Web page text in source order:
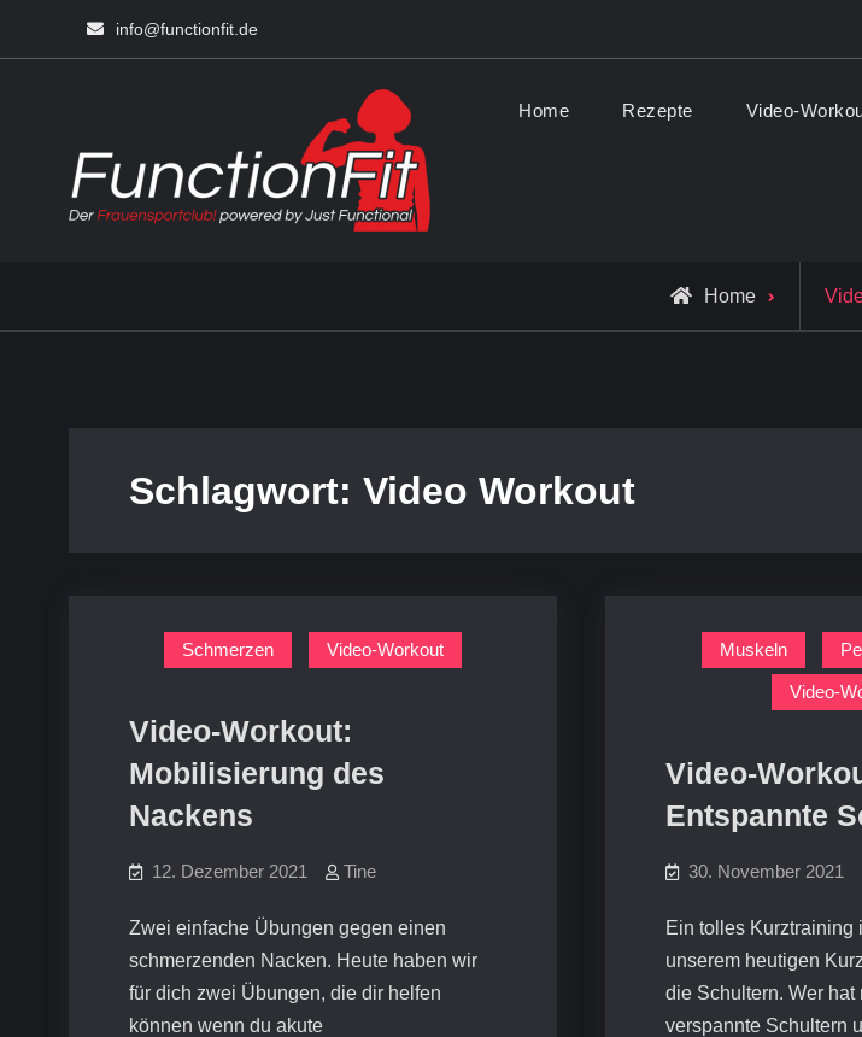
info@functionfit.de
FunctionFit Blog
Fitness und Lifestyle Blog
Home Rezepte Video-
Home
Schlagwort: Video Workout
Schmerzen Video-Workout
Video-Workout:
Mobilisierung des
Nackens
12. Dezember 2021 Tine
Zwei einfache Übungen gegen einen
schmerzenden Nacken. Heute haben wir
für dich zwei Übungen, die dir helfen
können wenn du akute
Muskeln
Video-
Video-
Entspannte
30. November 2021
Ein tolles Kurztraining
unserem heutigen
die Schultern. Wer hat
verspannte Schultern